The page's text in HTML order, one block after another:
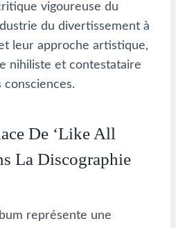
vigoureuse du
du divertissement à
leur approche artistique,
nihiliste et contestataire
consciences.
De ‘Like All
La Discographie
représente une